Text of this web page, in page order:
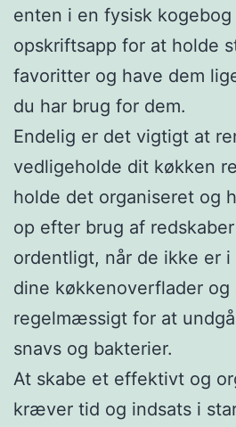
enten i en fysisk
opskriftsapp for at holde
favoritter og have dem
du har brug for dem.
Endelig er det vigtigt at
vedligeholde dit køkken
holde det organiseret og
op efter brug af
ordentligt, når de ikke er i
dine køkkenoverflader og
regelmæssigt for at
snavs og bakterier.
At skabe et effektivt og
kræver tid og indsats i